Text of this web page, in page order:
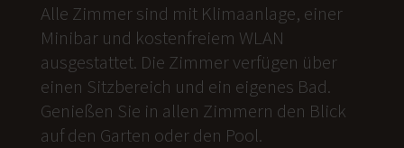
Alle Zimmer sind mit Klimaanlage, einer
Minibar und kostenfreiem WLAN
ausgestattet. Die Zimmer verfügen über
einen Sitzbereich und ein eigenes Bad.
Genießen Sie in allen Zimmern den Blick
auf den Garten oder den Pool.